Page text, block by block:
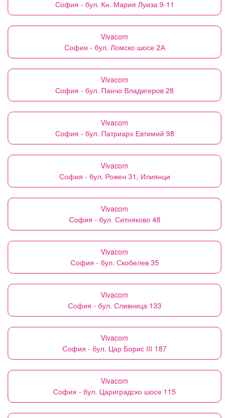
София - бул. Кн. Мария Луиза 9-11
Vivacom
София - бул. Ломско шосе 2А
Vivacom
София - бул. Панчо Владигеров 28
Vivacom
София - бул. Патриарх Евтимий 98
Vivacom
София - бул. Рожен 31, Илиянци
Vivacom
София - бул. Ситняково 48
Vivacom
София - бул. Скобелев 35
Vivacom
София - бул. Сливница 133
Vivacom
София - бул. Цар Борис ІІІ 187
Vivacom
София - бул. Цариградско шосе 115